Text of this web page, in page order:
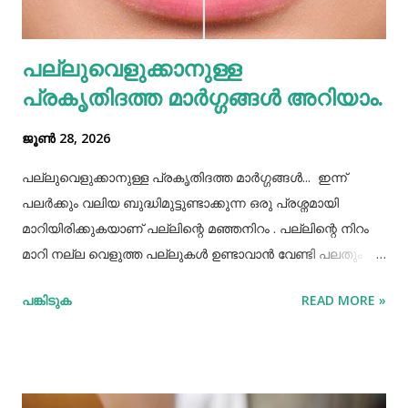
തെറ്റിദ്ധാരണ ഉണ്ടാക്കാൻ കാരണമായിത്തീരും. അതുപോലെ
വെള്ളം പോലെയുള്ള സാധനങ്ങൾ ഒരു പാത്രത്തിൽ
കൊണ്ടുവച്ചാൽ അത് അപ്പാടെ കുടിക്കാതെ മറ്റുള്ളവർക്ക്
കൂട...
പല്ലുവെളുക്കാനുള്ള
പ്രകൃതിദത്ത മാര്‍ഗ്ഗങ്ങള്‍ അറിയാം.
ജൂൺ 28, 2026
പല്ലുവെളുക്കാനുള്ള പ്രകൃതിദത്ത മാര്‍ഗ്ഗങ്ങള്‍... ഇന്ന്
പലർക്കും വലിയ ബുദ്ധിമുട്ടുണ്ടാക്കുന്ന ഒരു പ്രശ്നമായി
മാറിയിരിക്കുകയാണ് പല്ലിന്റെ മഞ്ഞനിറം . പല്ലിന്റെ നിറം
മാറി നല്ല വെളുത്ത പല്ലുകൾ ഉണ്ടാവാൻ വേണ്ടി പലതും
പല്ലിന്‍റെ മഞ്ഞനിറം മാറ്റാന്‍ പല മാര്‍ഗ്ഗങ്ങളും
പങ്കിടുക READ MORE »